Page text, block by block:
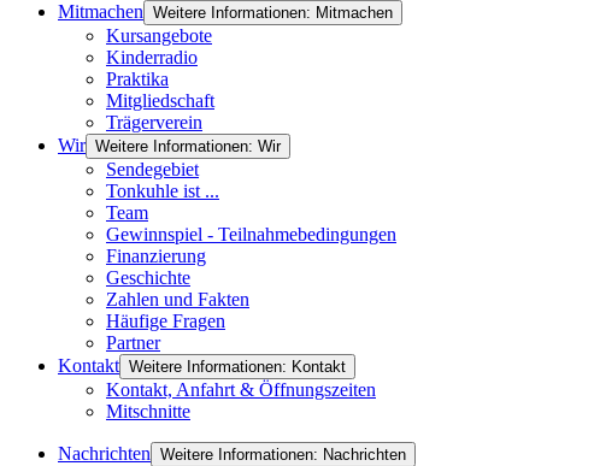
Mitmachen Weitere Informationen: Mitmachen
Kursangebote
Kinderradio
Praktika
Mitgliedschaft
Trägerverein
Wir Weitere Informationen: Wir
Sendegebiet
Tonkuhle ist ...
Team
Gewinnspiel - Teilnahmebedingungen
Finanzierung
Geschichte
Zahlen und Fakten
Häufige Fragen
Partner
Kontakt Weitere Informationen: Kontakt
Kontakt, Anfahrt & Öffnungszeiten
Mitschnitte
Nachrichten Weitere Informationen: Nachrichten